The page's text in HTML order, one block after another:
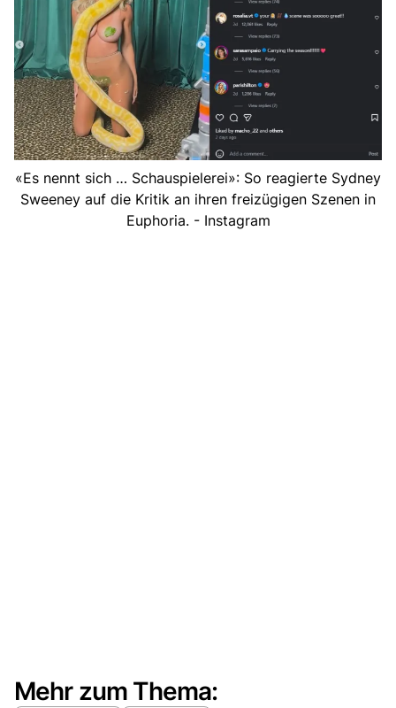
«Es nennt sich … Schauspielerei»: So reagierte Sydney
Sweeney auf die Kritik an ihren freizügigen Szenen in
Euphoria. - Instagram
Mehr zum Thema: